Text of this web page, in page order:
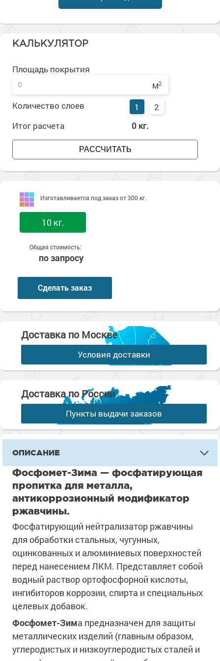
Сопутствующие товары
Морозостойкие краски для металла
Морозостойкие краски для фасада
Сопутствующие товары
КАЛЬКУЛЯТОР
Площадь покрытия
м2
Количество слоев 1
2
Итог расчета
0 кг.
РАССЧИТАТЬ
Изготавливается под заказ от 300 кг.
10 кг.
Общая стоимость:
по запросу
Сделать заказ
Доставка по Москве
Условия доставки
Доставка по России
Пункты выдачи заказов
ОПИСАНИЕ
Фосфомет-Зима — фосфатирующая
пропитка для металла,
антикоррозионный модификатор
ржавчины.
Фосфатирующий нейтрализатор ржавчины
для обработки стальных, чугунных,
оцинкованных и алюминиевых поверхностей
перед нанесением ЛКМ. Представляет собой
водный раствор ортофосфорной кислоты,
ингибиторов коррозии, спирта и специальных
целевых добавок.
Фосфомет-Зима предназначен для защиты
металлических изделий (главным образом,
углеродистых и низкоуглеродистых сталей и